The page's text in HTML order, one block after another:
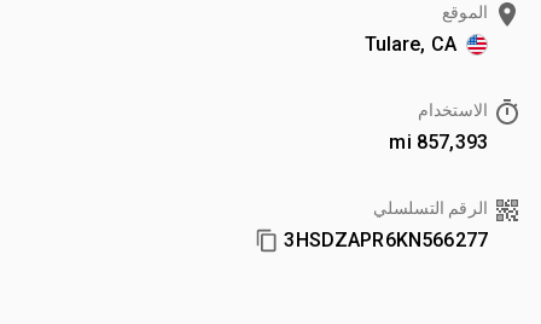
الموقع
Tulare, CA
الاستخدام
857,393 mi
الرقم التسلسلي
3HSDZAPR6KN566277